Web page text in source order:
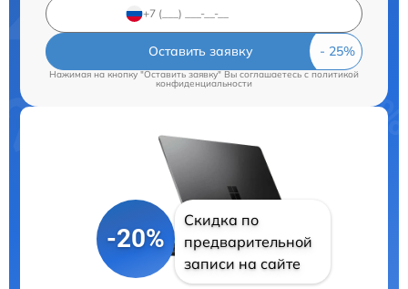
Оставить заявку
Нажимая на кнопку "Оставить заявку" Вы соглашаетесь cполитикой
конфиденциальности
-20%
Скидка по
предварительной
записи на сайте